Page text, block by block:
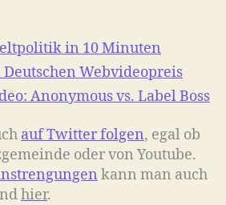
in 10 Minuten
Webvideopreis
Anonymous vs. Label Boss
auf Twitter folgen, egal ob
oder von Youtube.
kann man auch
hier.